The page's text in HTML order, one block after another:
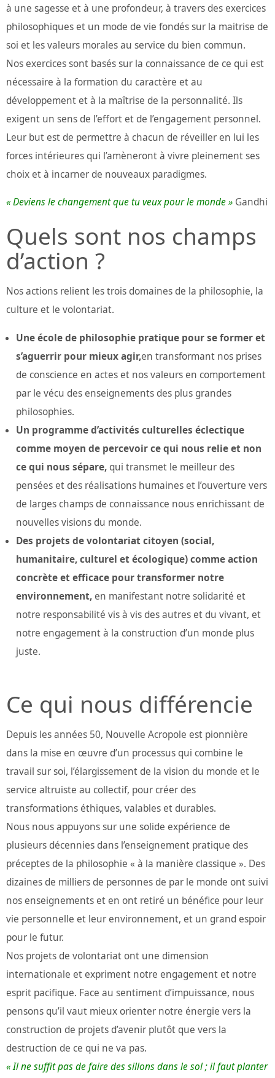
à une sagesse et à une profondeur, à travers des exercices
philosophiques et un mode de vie fondés sur la maitrise de
soi et les valeurs morales au service du bien commun.
Nos exercices sont basés sur la connaissance de ce qui est
nécessaire à la formation du caractère et au
développement et à la maîtrise de la personnalité. Ils
exigent un sens de l’effort et de l’engagement personnel.
Leur but est de permettre à chacun de réveiller en lui les
forces intérieures qui l’amèneront à vivre pleinement ses
choix et à incarner de nouveaux paradigmes.
« Deviens le changement que tu veux pour le monde » Gandhi
Quels sont nos champs
d’action ?
Nos actions relient les trois domaines de la philosophie, la
culture et le volontariat.
Une école de philosophie pratique pour se former et
s’aguerrir pour mieux agir,en transformant nos prises
de conscience en actes et nos valeurs en comportement
par le vécu des enseignements des plus grandes
philosophies.
Un programme d’activités culturelles éclectique
comme moyen de percevoir ce qui nous relie et non
ce qui nous sépare,qui transmet le meilleur des
pensées et des réalisations humaines et l’ouverture vers
de larges champs de connaissance nous enrichissant de
nouvelles visions du monde.
Des projets de volontariat citoyen (social,
humanitaire, culturel et écologique) comme action
concrète et efficace pour transformer notre
environnement, en manifestant notre solidarité et
notre responsabilité vis à vis des autres et du vivant, et
notre engagement à la construction d’un monde plus
juste.
Ce qui nous différencie
Depuis les années 50, Nouvelle Acropole est pionnière
dans la mise en œuvre d’un processus qui combine le
travail sur soi, l’élargissement de la vision du monde et le
service altruiste au collectif, pour créer des
transformations éthiques, valables et durables.
Nous nous appuyons sur une solide expérience de
plusieurs décennies dans l’enseignement pratique des
préceptes de la philosophie « à la manière classique ». Des
dizaines de milliers de personnes de par le monde ont suivi
nos enseignements et en ont retiré un bénéfice pour leur
vie personnelle et leur environnement, et un grand espoir
pour le futur.
Nos projets de volontariat ont une dimension
internationale et expriment notre engagement et notre
esprit pacifique. Face au sentiment d’impuissance, nous
pensons qu’il vaut mieux orienter notre énergie vers la
construction de projets d’avenir plutôt que vers la
destruction de ce qui ne va pas.
« Il ne suffit pas de faire des sillons dans le sol ; il faut planter